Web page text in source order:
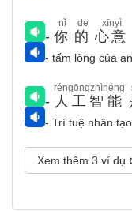
- 你
nǐ
的
de
心意
xīnyì
- tấm lòng của
- 人工智能
réngōngzhìnéng
- Trí tuệ nhân
Xem thêm 3 ví dụ